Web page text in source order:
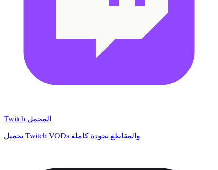
Twitch المحمل
تحميل Twitch VODs والمقاطع بجودة كاملة